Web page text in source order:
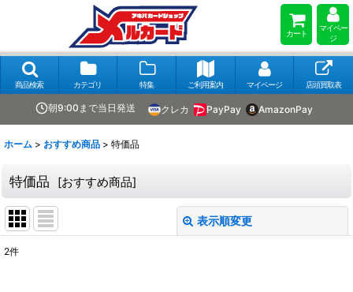
カート
マイペー
ジ
商品検索 カテゴリ 特集 ご利用案内 マイページ 店頭買取表
朝9:00まで当日発送 クレカ PayPay AmazonPay
ホーム > おすすめ商品 > 特価品
特価品 [おすすめ商品]
表示順変更
2件